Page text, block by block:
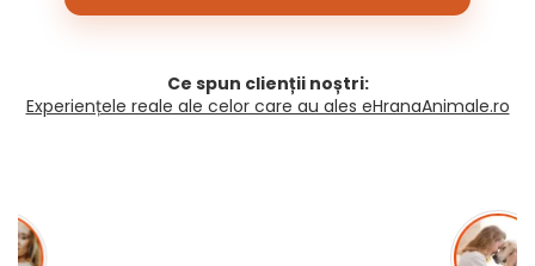
Ce spun clienții noștri:
Experiențele reale ale celor care au ales eHranaAnimale.ro